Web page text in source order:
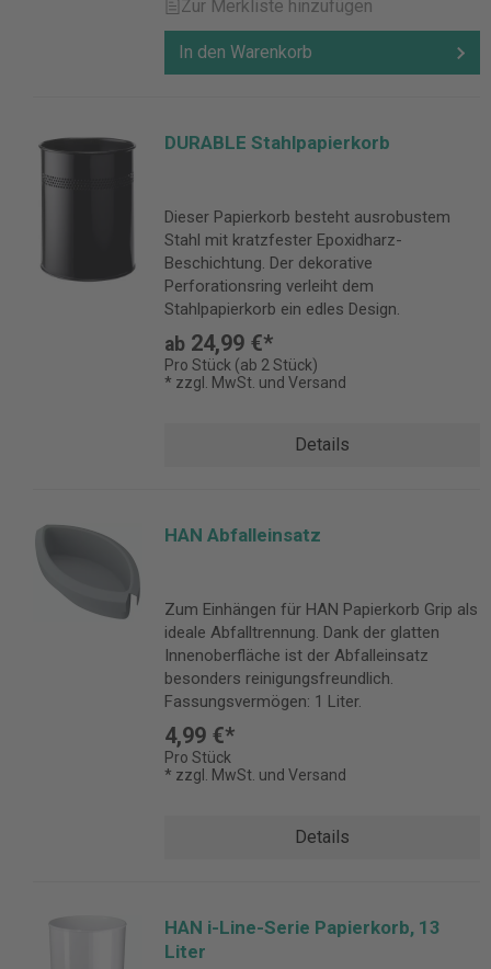
Zur Merkliste hinzufügen
In den Warenkorb
DURABLE Stahlpapierkorb
Dieser Papierkorb besteht ausrobustem
Stahl mit kratzfester Epoxidharz-
Beschichtung. Der dekorative
Perforationsring verleiht dem
Stahlpapierkorb ein edles Design.
ab 24,99 €*
Pro Stück (ab 2 Stück)
* zzgl. MwSt. und Versand
Details
HAN Abfalleinsatz
Zum Einhängen für HAN Papierkorb Grip als
ideale Abfalltrennung. Dank der glatten
Innenoberfläche ist der Abfalleinsatz
besonders reinigungsfreundlich.
Fassungsvermögen: 1 Liter.
4,99 €*
Pro Stück
* zzgl. MwSt. und Versand
Details
HAN i-Line-Serie Papierkorb, 13
Liter